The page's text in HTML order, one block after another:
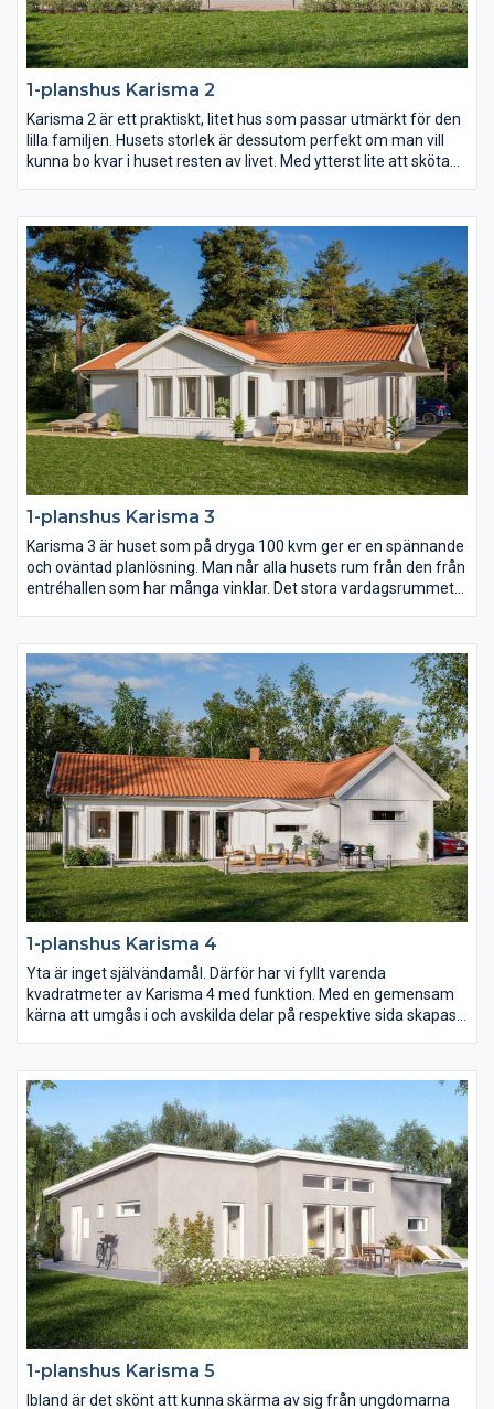
1-planshus Karisma 2
Karisma 2 är ett praktiskt, litet hus som passar utmärkt för den
lilla familjen. Husets storlek är dessutom perfekt om man vill
kunna bo kvar i huset resten av livet. Med ytterst lite att sköta
varje rum är generöst tilltagna och det finns stora möjligheter
att anpassa inredningen efter just era behov.
1-planshus Karisma 3
Karisma 3 är huset som på dryga 100 kvm ger er en spännande
och oväntad planlösning. Man når alla husets rum från den från
entréhallen som har många vinklar. Det stora vardagsrummet
samtidigt inte kompromissa för mycket med sovrum och
badrum.
1-planshus Karisma 4
Yta är inget självändamål. Därför har vi fyllt varenda
kvadratmeter av Karisma 4 med funktion. Med en gemensam
kärna att umgås i och avskilda delar på respektive sida skapas
och mer kostnadseffektiv.
1-planshus Karisma 5
Ibland är det skönt att kunna skärma av sig från ungdomarna